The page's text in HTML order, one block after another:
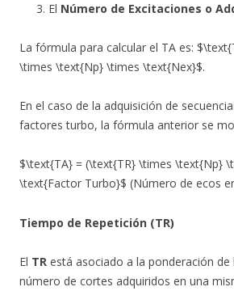
El Número de Excitaciones o
La fórmula para calcular el TA es:
\times \text{Np} \times \text{Nex}$.
En el caso de la adquisición de
factores turbo, la fórmula anterior se
$\text{TA} = (\text{TR} \times \text{Np}
\text{Factor Turbo}$ (Número de ecos
Tiempo de Repetición (TR)
El TR está asociado a la ponderación de
número de cortes adquiridos en una